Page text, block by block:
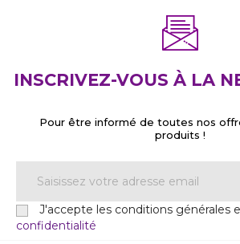
INSCRIVEZ-VOUS À LA
Pour être informé de toutes nos
produits !
J'accepte les conditions générales
confidentialité